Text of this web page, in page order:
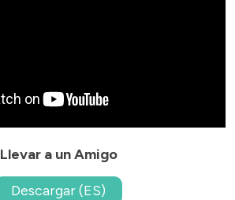
Llevar a un Amigo
Descargar (ES)